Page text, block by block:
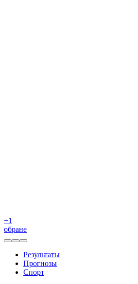
+1
обране
Результаты
Прогнозы
Спорт